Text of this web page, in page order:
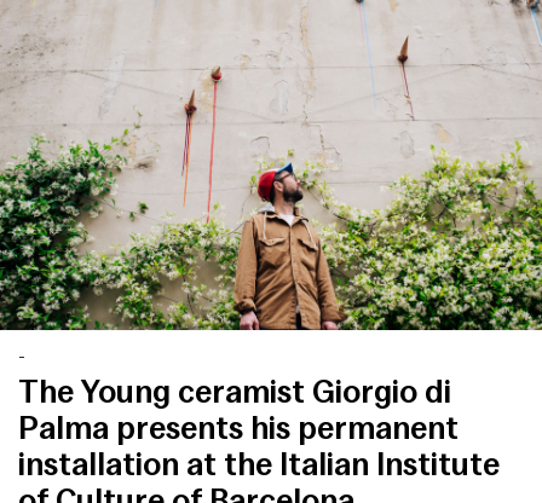
-
The Young ceramist Giorgio di
Palma presents his permanent
installation at the Italian Institute